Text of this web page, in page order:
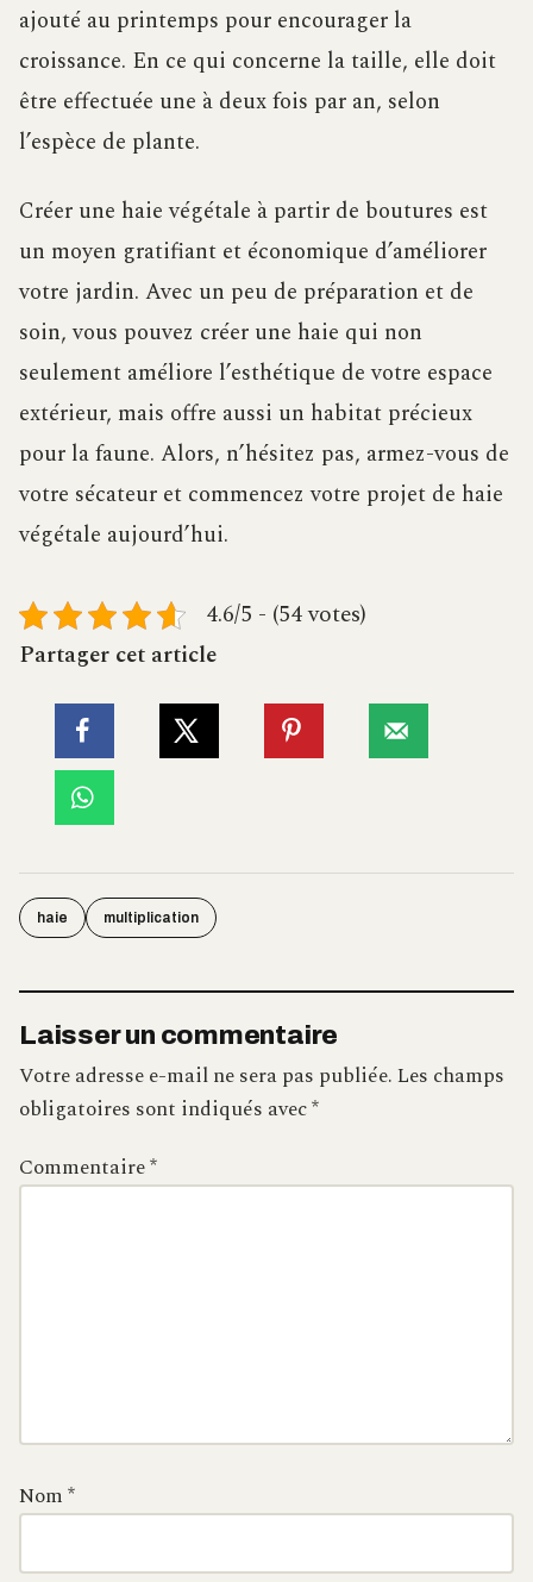
ajouté au printemps pour encourager la
croissance. En ce qui concerne la taille, elle doit
être effectuée une à deux fois par an, selon
l’espèce de plante.
Créer une haie végétale à partir de boutures est
un moyen gratifiant et économique d’améliorer
votre jardin. Avec un peu de préparation et de
soin, vous pouvez créer une haie qui non
seulement améliore l’esthétique de votre espace
extérieur, mais offre aussi un habitat précieux
pour la faune. Alors, n’hésitez pas, armez-vous de
votre sécateur et commencez votre projet de haie
végétale aujourd’hui.
4.6/5 - (54 votes)
Partager cet article
haie multiplication
Laisser un commentaire
Votre adresse e-mail ne sera pas publiée.Les champs
obligatoires sont indiqués avec*
Commentaire*
Nom*